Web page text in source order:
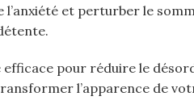
et perturber le
pour réduire le
l’apparence de